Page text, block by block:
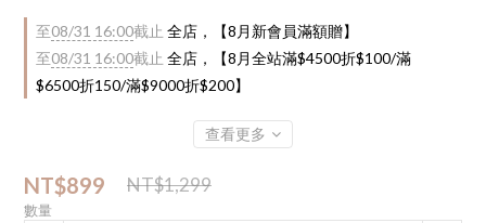
至08/31 16:00截止 全店，【8月新會員滿額贈】
至08/31 16:00截止 全店，【8月全站滿$4500折$100/滿
$6500折150/滿$9000折$200】
查看更多
NT$899 NT$1,299
數量